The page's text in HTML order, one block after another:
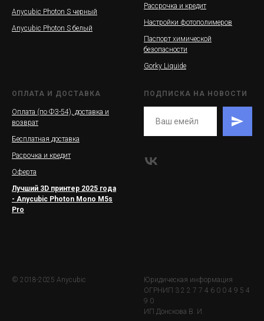
Anycubic Photon S черный
Anycubic Photon S белый
Рассрочка и кредит
Настройки фотополимеров
Паспорт химической
безопасности
Gorky Liquide
ОПЛАТА И ДОСТАВКА
Оплата (по ФЗ-54), доставка и
возврат
Бесплатная доставка
Расрочка и кредит
Оферта
Лучший 3D принтер 2025 года
- Anycubic Photon Mono M5s
Pro
ПОДПИСКА НА НОВОСТИ
© 2018-2025 Anycubic
Юридическая информация
ОГРНИП 3 2 2 7 7 4 6 0 0 4 9 5 4
9 0
ИП Донскова В. И.